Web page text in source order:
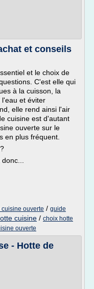
et conseils
et le choix de
C'est elle qui
à la cuisson, la
et éviter
elle rend ainsi l'air
cuisine est d'autant
ouverte sur le
en plus fréquent.
ouverte / guide
cuisine / choix hotte
ouverte
- Hotte de